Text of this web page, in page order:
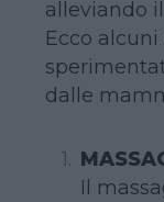
alleviando il
Ecco
dalle
Il